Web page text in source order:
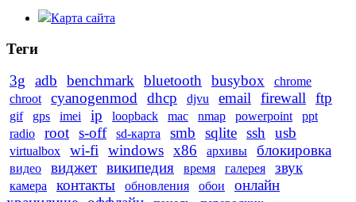
Карта сайта
Теги
3g
adb benchmark bluetooth busybox
chrome
chroot
cyanogenmod dhcp djvu email firewall ftp
gif gps imei ip loopback mac nmap powerpoint
ppt
radio
root s-off sd-карта smb sqlite ssh usb
virtualbox wi-fi windows x86 архивы блокировка
видео виджет википедия время галерея звук
камера контакты обновления обои
онлайн